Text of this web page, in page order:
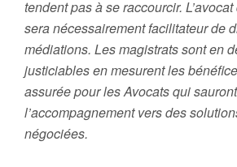
tendent pas à se raccourcir.
sera nécessairement facilitateur de
médiations. Les magistrats sont en
justiciables en mesurent les
assurée pour les Avocats qui
l’accompagnement vers des
négociées.